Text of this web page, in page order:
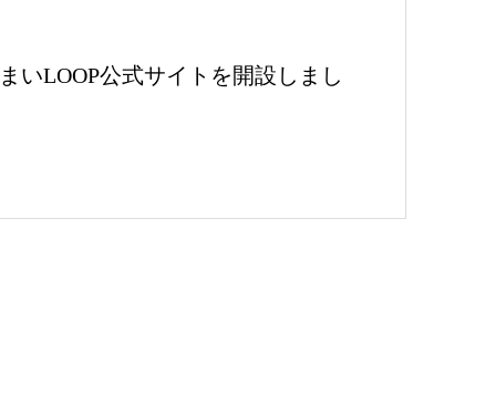
いLOOP公式サイトを開設しまし